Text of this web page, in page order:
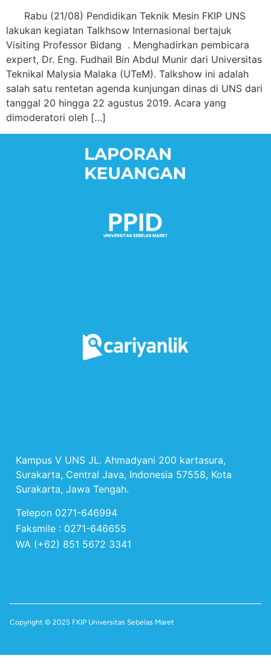
Rabu (21/08) Pendidikan Teknik Mesin FKIP UNS
lakukan kegiatan Talkhsow Internasional bertajuk
Visiting Professor Bidang . Menghadirkan pembicara
expert, Dr. Eng. Fudhail Bin Abdul Munir dari Universitas
Teknikal Malysia Malaka (UTeM). Talkshow ini adalah
salah satu rentetan agenda kunjungan dinas di UNS dari
tanggal 20 hingga 22 agustus 2019. Acara yang
dimoderatori oleh […]
Kampus V UNS JL. Ahmadyani 200 kartasura,
Surakarta, Central Java, Indonesia 57558, Kota
Surakarta, Jawa Tengah.
Telepon 0271-646994
Faksmile : 0271-646655
WA (+62) 851 5672 3341
Copyright © 2025 FKIP Universitas Sebelas Maret